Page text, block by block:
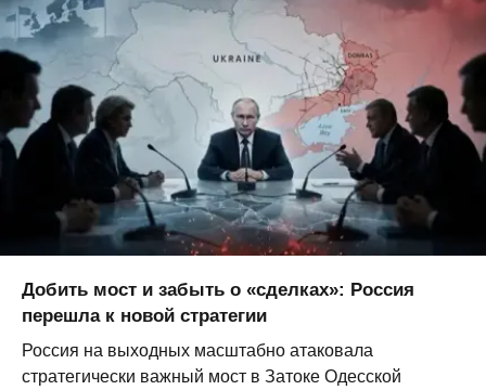
Добить мост и забыть о «сделках»: Россия
перешла к новой стратегии
Россия на выходных масштабно атаковала
стратегически важный мост в Затоке Одесской